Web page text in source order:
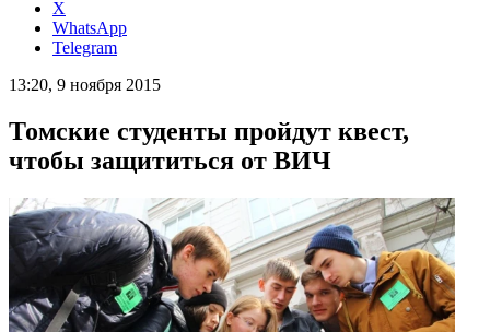
X
WhatsApp
Telegram
13:20, 9 ноября 2015
Томские студенты пройдут квест,
чтобы защититься от ВИЧ